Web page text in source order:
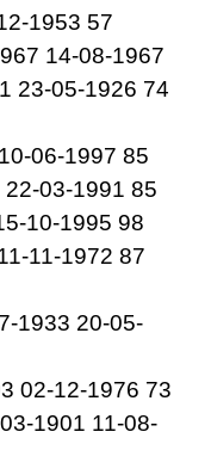
1953 57
14-08-1967
23-05-1926 74
06-1997 85
03-1991 85
10-1995 98
11-1972 87
1933 20-05-
02-12-1976 73
1901 11-08-